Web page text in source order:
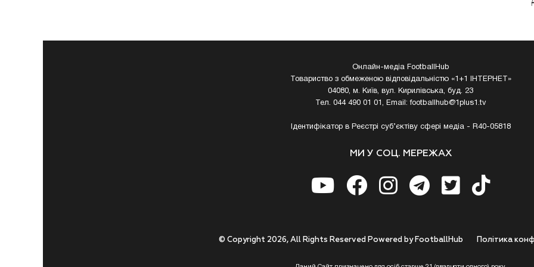
Онлайн-медіа FootballHub
Товариство з обмеженою відповідальністю «1+1 ІНТЕРНЕТ»
04080, м. Київ, вул. Кирилівська, буд. 23
Тел. 044 490 01 01, Email:footballhub@1plus1.tv
Ідентифікатор в Реєстрі суб’єктіву сфері медіа - R40-05818
МИ У СОЦ. МЕРЕЖАХ
Полiтика
© Copyright 2026, All Rights Reserved Powered by FootballHub